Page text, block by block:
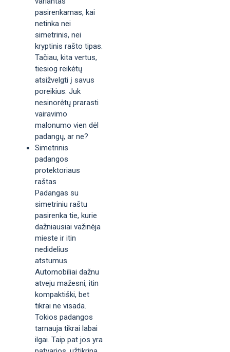
pasirenkamas, kai
netinka nei
simetrinis, nei
kryptinis rašto tipas.
Tačiau, kita vertus,
tiesiog reikėtų
atsižvelgti į savus
poreikius. Juk
nesinorėtų prarasti
vairavimo
malonumo vien dėl
padangų, ar ne?
Simetrinis
padangos
protektoriaus
raštas
Padangas su
simetriniu raštu
pasirenka tie, kurie
dažniausiai važinėja
mieste ir itin
nedidelius
atstumus.
Automobiliai dažnu
atveju mažesni, itin
kompaktiški, bet
tikrai ne visada.
Tokios padangos
tarnauja tikrai labai
ilgai. Taip pat jos yra